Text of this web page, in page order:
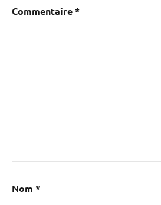
Commentaire*
Nom *